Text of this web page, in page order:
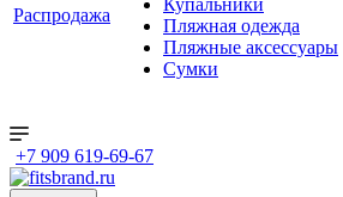
Распродажа
Купальники
Пляжная одежда
Пляжные аксессуары
Сумки
+7 909 619-69-67